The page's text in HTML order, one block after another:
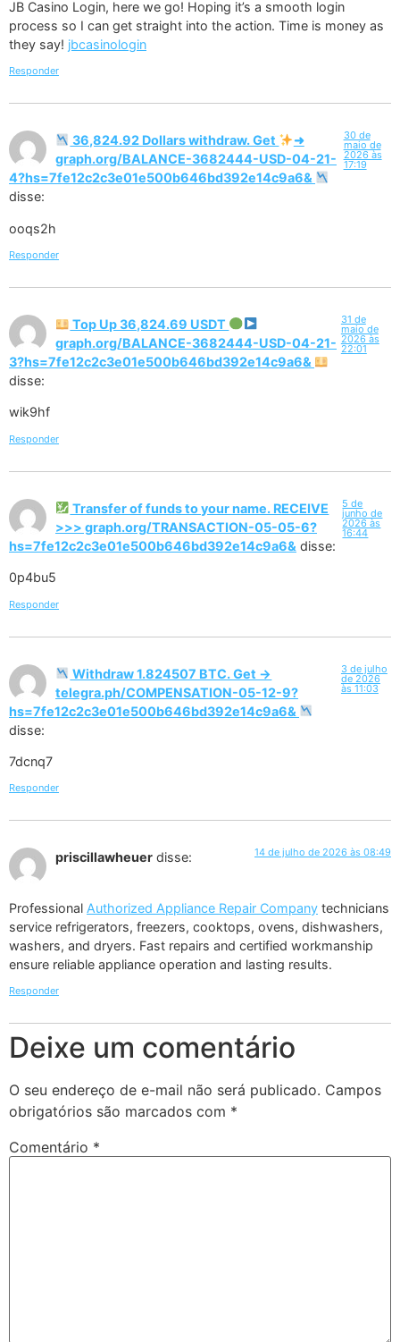
JB Casino Login, here we go! Hoping it’s a smooth login
process so I can get straight into the action. Time is money as
they say! jbcasinologin
Responder
36,824.92 Dollars withdraw. Get
➜
graph.org/BALANCE-3682444-USD-04-21-
4?hs=7fe12c2c3e01e500b646bd392e14c9a6&
disse:
30 de
maio de
2026 às
17:19
ooqs2h
Responder
Top Up 36,824.69 USDT
graph.org/BALANCE-3682444-USD-04-21-
3?hs=7fe12c2c3e01e500b646bd392e14c9a6&
disse:
31 de
maio de
2026 às
22:01
wik9hf
Responder
Transfer of funds to your name. RECEIVE
>>> graph.org/TRANSACTION-05-05-6?
hs=7fe12c2c3e01e500b646bd392e14c9a6& disse:
5 de
junho de
2026 às
16:44
0p4bu5
Responder
Withdraw 1.824507 BTC. Get ->
telegra.ph/COMPENSATION-05-12-9?
hs=7fe12c2c3e01e500b646bd392e14c9a6&
disse:
3 de julho
de 2026
às 11:03
7dcnq7
Responder
priscillawheuer disse: 14 de julho de 2026 às 08:49
Professional Authorized Appliance Repair Company technicians
service refrigerators, freezers, cooktops, ovens, dishwashers,
washers, and dryers. Fast repairs and certified workmanship
ensure reliable appliance operation and lasting results.
Responder
Deixe um comentário
O seu endereço de e-mail não será publicado. Campos
obrigatórios são marcados com *
Comentário *